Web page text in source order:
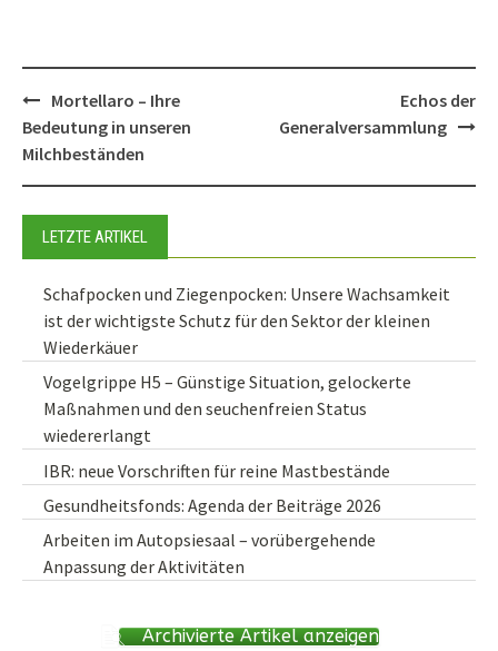
Post
navigation
Mortellaro – Ihre
Bedeutung in unseren
Milchbeständen
Echos der
Generalversammlung
LETZTE ARTIKEL
Schafpocken und Ziegenpocken: Unsere Wachsamkeit
ist der wichtigste Schutz für den Sektor der kleinen
Wiederkäuer
Vogelgrippe H5 – Günstige Situation, gelockerte
Maßnahmen und den seuchenfreien Status
wiedererlangt
IBR: neue Vorschriften für reine Mastbestände
Gesundheitsfonds: Agenda der Beiträge 2026
Arbeiten im Autopsiesaal – vorübergehende
Anpassung der Aktivitäten
Archivierte Artikel anzeigen